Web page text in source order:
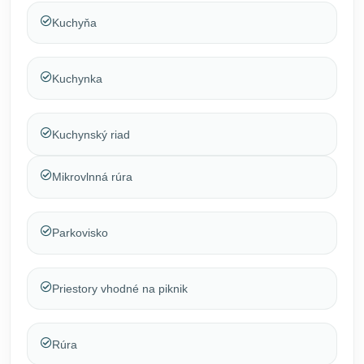
Kuchyňa
Kuchynka
Kuchynský riad
Mikrovlnná rúra
Parkovisko
Priestory vhodné na piknik
Rúra